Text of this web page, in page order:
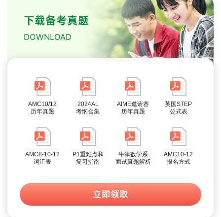
下载备考真题
DOWNLOAD
AMC10/12
历年真题
2024AL
考纲合集
AIME邀请赛
历年真题
英国STEP
公式表
AMC8-10-12
词汇表
P1重难点和
复习指南
牛津数学系
面试真题解析
AMC10-12
报名方式
立即领取